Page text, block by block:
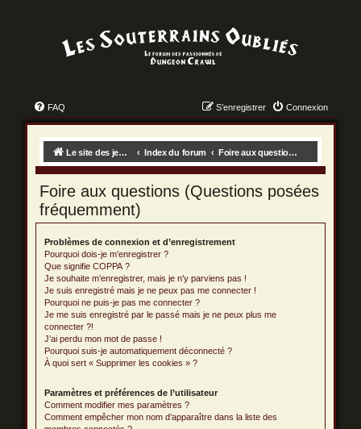
FAQ Connexion
S’enregistrer
Le site des jeux des dungeon crawls ! Index du forum Foire aux questions (Questions posées fréquemment)
Foire aux questions (Questions posées
fréquemment)
Problèmes de connexion et d’enregistrement
Pourquoi dois-je m’enregistrer ?
Que signifie COPPA ?
Je souhaite m’enregistrer, mais je n’y parviens pas !
Je suis enregistré mais je ne peux pas me connecter !
Pourquoi ne puis-je pas me connecter ?
Je me suis enregistré par le passé mais je ne peux plus me
connecter ?!
J’ai perdu mon mot de passe !
Pourquoi suis-je automatiquement déconnecté ?
À quoi sert « Supprimer les cookies » ?
Paramètres et préférences de l’utilisateur
Comment modifier mes paramètres ?
Comment empêcher mon nom d’apparaître dans la liste des